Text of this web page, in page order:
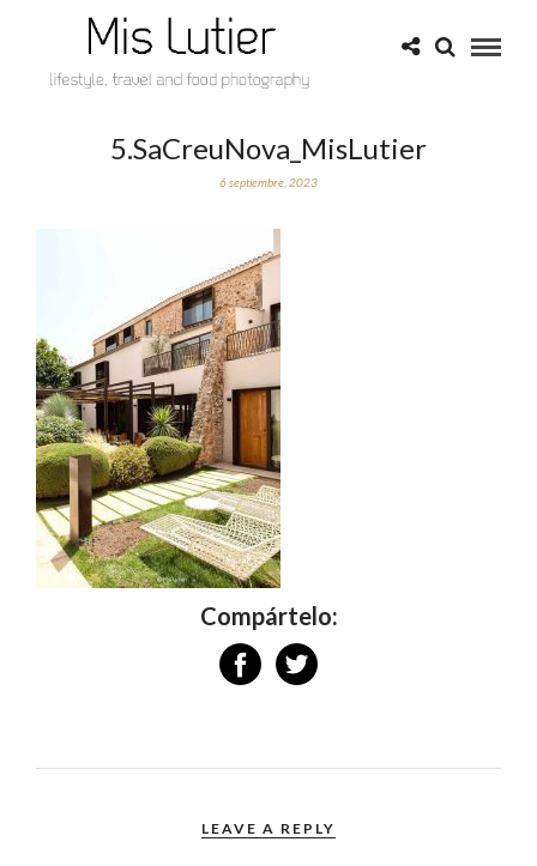
5.SaCreuNova_MisLutier
6 septiembre, 2023
Compártelo:
LEAVE A REPLY